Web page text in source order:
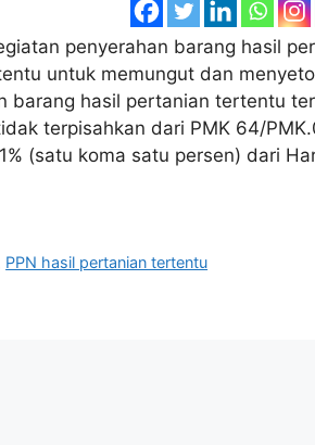
penyerahan barang hasil
untuk memungut dan
barang hasil pertanian tertentu
terpisahkan dari PMK 64/
(satu koma satu persen) dari
PPN hasil pertanian tertentu